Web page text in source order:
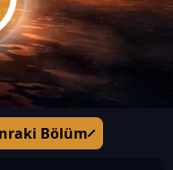
Bölüm